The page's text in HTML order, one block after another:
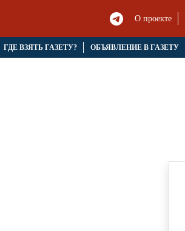
О проекте
ГДЕ ВЗЯТЬ ГАЗЕТУ? ОБЪЯВЛЕНИЕ В ГАЗЕТУ